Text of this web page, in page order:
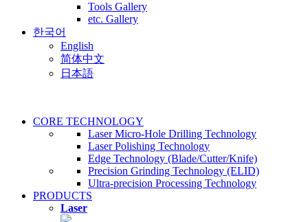
Tools Gallery
etc. Gallery
한국어
English
简体中文
日本語
CORE TECHNOLOGY
Laser Micro-Hole Drilling Technology
Laser Polishing Technology
Edge Technology (Blade/Cutter/Knife)
Precision Grinding Technology (ELID)
Ultra-precision Processing Technology
PRODUCTS
Laser